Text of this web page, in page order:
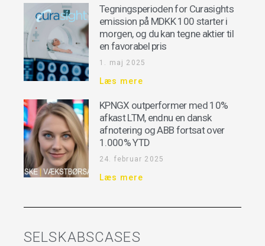
Tegningsperioden for Curasights
emission på MDKK 100 starter i
morgen, og du kan tegne aktier til
en favorabel pris
1. maj 2025
Læs mere
KPNGX outperformer med 10%
afkast LTM, endnu en dansk
afnotering og ABB fortsat over
1.000% YTD
24. februar 2025
Læs mere
SELSKABSCASES